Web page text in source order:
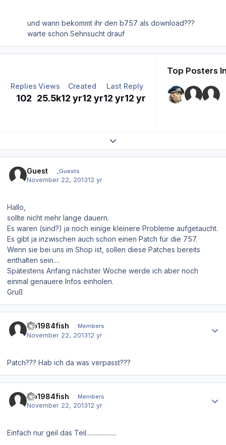
und wann bekommt ihr den b757 als download???
warte schon Sehnsucht drauf
Replies
102
Views
25.5k
Created
12 yr12 yr
Last Reply
12 yr12 yr
Top Posters
Expand topic overview
Guest _Guests
November 22, 201312 yr
Hallo,
sollte nicht mehr lange dauern.
Es waren (sind?) ja noch einige kleinere Probleme aufgetaucht.
Es gibt ja inzwischen auch schon einen Patch für die 757.
Wenn sie bei uns im Shop ist, sollen diese Patches bereits
enthalten sein....
Spätestens Anfang nächster Woche werde ich aber noch
einmal genauere Infos einholen.
Gruß
Flo1984fish Members
November 22, 201312 yr
Patch??? Hab ich da was verpasst???
Flo1984fish Members
November 22, 201312 yr
Einfach nur geil das Teil....................